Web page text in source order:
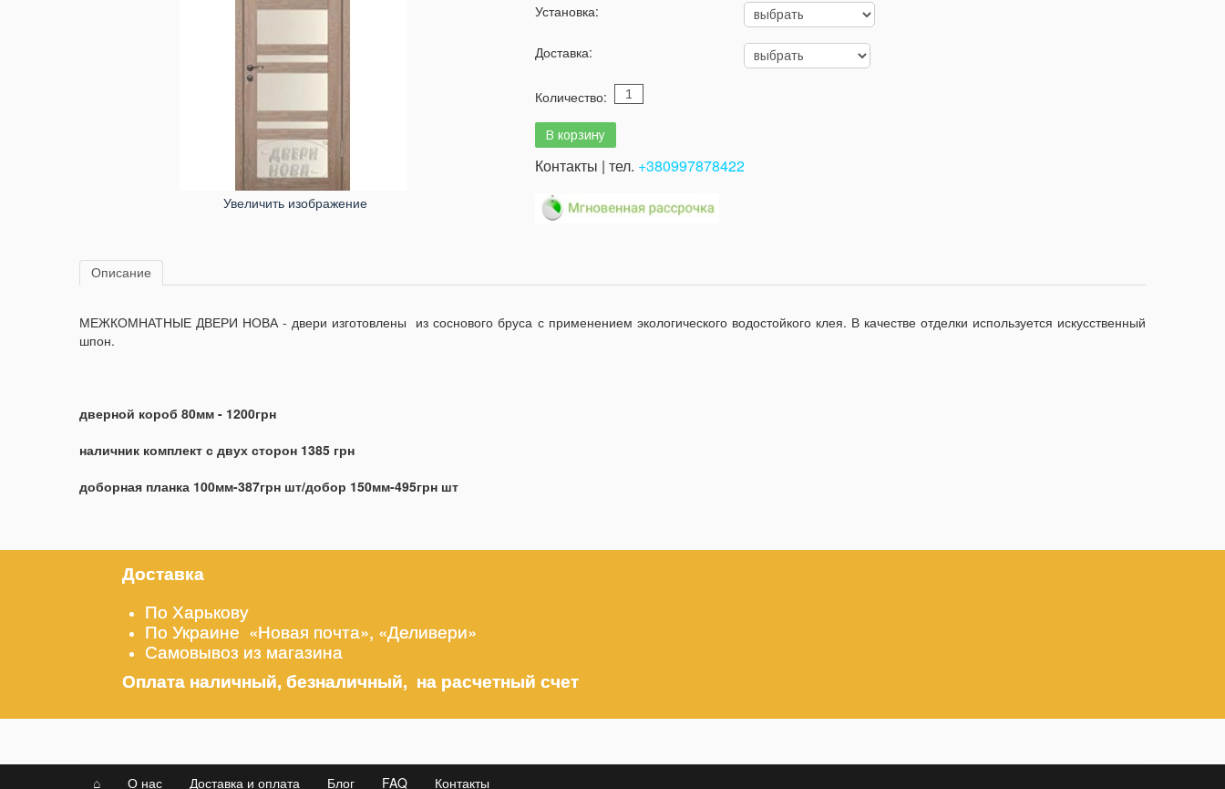
Увеличить изображение
Установка:
Доставка:
Количество:
Контакты | тел. +380997878422
Описание
МЕЖКОМНАТНЫЕ ДВЕРИ НОВА - двери изготовлены из соснового бруса с применением экологического водостойкого клея. В качестве отделки используется искусственный
шпон.
дверной короб 80мм - 1200грн
наличник комплект с двух сторон 1385 грн
доборная планка 100мм-387грн шт/добор 150мм-495грн шт
Доставка
По Харькову
По Украине «Новая почта», «Деливери»
Самовывоз из магазина
Оплата наличный, безналичный, на расчетный счет
⌂ О нас Доставка и оплата Блог FAQ Контакты